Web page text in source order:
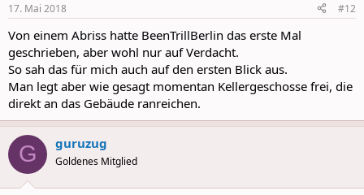
s
17. Mai 2018 #12
Von einem Abriss hatte BeenTrillBerlin das erste Mal
geschrieben, aber wohl nur auf Verdacht.
So sah das für mich auch auf den ersten Blick aus.
Man legt aber wie gesagt momentan Kellergeschosse frei, die
direkt an das Gebäude ranreichen.
G guruzug
Goldenes Mitglied